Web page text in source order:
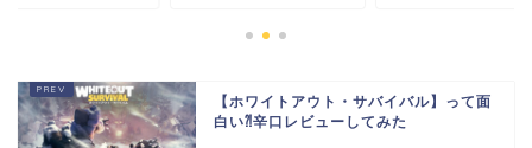
【ホワイトアウト・サバイバル】って面
白い⁈辛口レビューしてみた